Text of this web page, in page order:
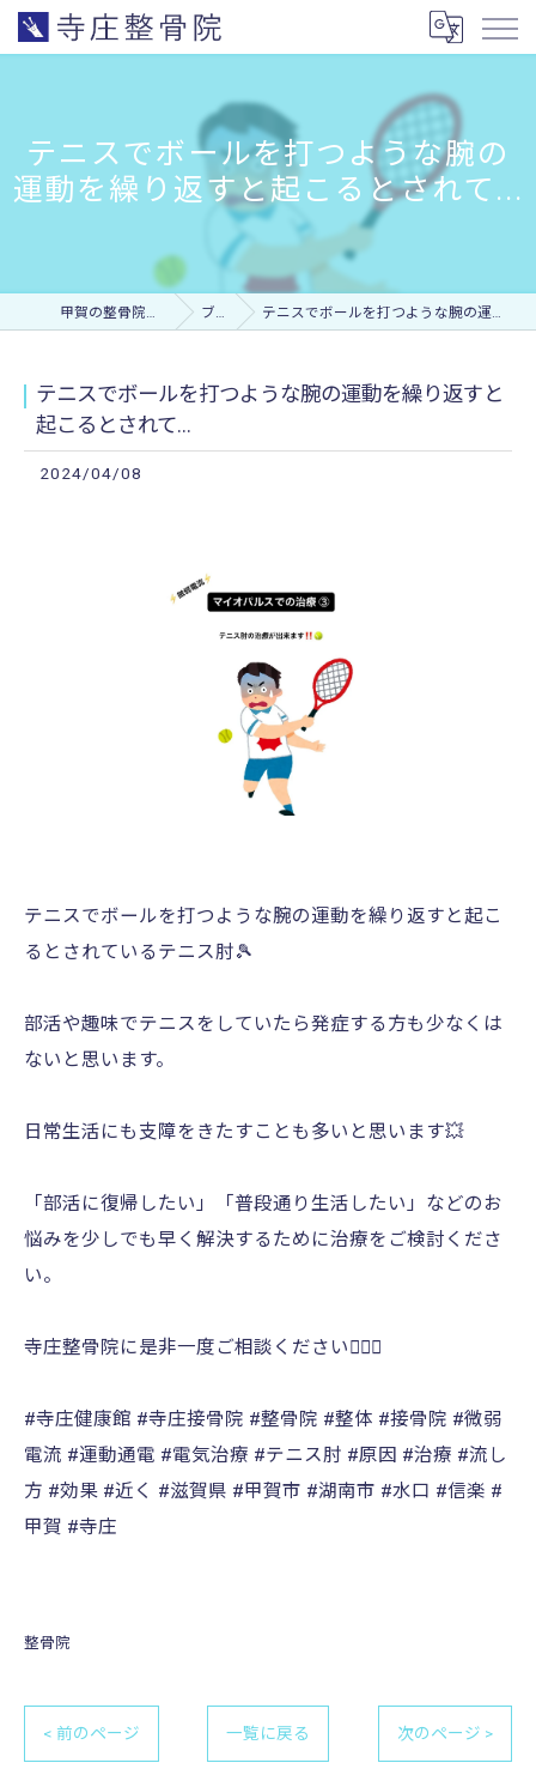
テニスでボールを打つような腕の
運動を繰り返すと起こるとされて...
甲賀の整骨院なら寺庄整骨院 ブログ テニスでボールを打つような腕の運動を繰り返すと起こるとされて...
テニスでボールを打つような腕の運動を繰り返すと
起こるとされて...
2024/04/08
テニスでボールを打つような腕の運動を繰り返すと起こ
るとされているテニス肘🎾
部活や趣味でテニスをしていたら発症する方も少なくは
ないと思います。
日常生活にも支障をきたすことも多いと思います💥
「部活に復帰したい」「普段通り生活したい」などのお
悩みを少しでも早く解決するために治療をご検討くださ
い。
寺庄整骨院に是非一度ご相談ください🙇🏻‍♀️
#寺庄健康館 #寺庄接骨院 #整骨院 #整体 #接骨院 #微弱
電流 #運動通電 #電気治療 #テニス肘 #原因 #治療 #流し
方 #効果 #近く #滋賀県 #甲賀市 #湖南市 #水口 #信楽 #
甲賀 #寺庄
整骨院
< 前のページ 一覧に戻る 次のページ >